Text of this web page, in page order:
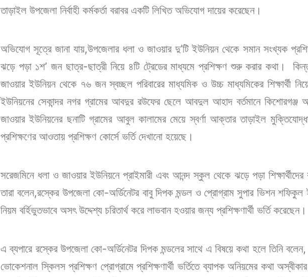
তাড়াইল উপজেলা নির্বাহী কর্মকর্তা বরাবর একটি লিখিত অভিযোগ দায়ের করেছেন।
অভিযোগ সূত্রে জানা যায়,উপজেলার ধলা ও জাওয়ার দু’টি ইউনিয়ন থেকে সমান সংখ্যক
ঝড়ে পড়া ১শ’ জন ছাত্র-ছাত্রী নিয়ে ৪টি ট্রেডের মাধ্যমে প্রশিক্ষণ শুরু করার কথা।
জাওয়ার ইউনিয়ন থেকে ৭৬ জন স্বচ্ছল পরিবারের মাধ্যমিক ও উচ্চ মাধ্যমিকের শিক্ষার্থী
ইউনিয়নের সেকান্দর নগর গ্রামের আবদুর রউফের ছেলে আবদুল আহাদ বর্তমানে কিশোরগঞ্জ
জাওয়ার ইউনিয়নের ছনাটি গ্রামের আবুল কালামের মেয়ে স্বর্ণা আক্তার তাড়াইল
প্রশিক্ষণের আওতায় প্রশিক্ষণ কোর্সে ভর্তি দেখানো হয়েছে।
সরেজমিনে ধলা ও জাওয়ার ইউনিয়নে প্রাইমারী এবং আনন্দ স্কুল থেকে ঝড়ে পড়া
তারা বলেন,রস্কের উপজেলা কো-অর্ডিনেটর বাবু দিপক মন্ডল ও প্রোগ্রাম সুপার ভিশন
নিয়ম বর্হিভুতভাবে অসৎ উদ্দেশ্য চরিতার্থ করে লাভবান হওয়ার জন্য প্রশিক্ষণার্থী ভর্তি করেছেন।
এ ব্যপারে রস্কের উপজেলা কো-অর্ডিনেটর দিপক মন্ডলের সাথে এ বিষয়ে কথা হলে তিনি
ভোকেশনাল স্কিলস প্রশিক্ষণ প্রোগ্রামে প্রশিক্ষণার্থী ভর্তিতে ব্যাপক অনিয়মের কথা